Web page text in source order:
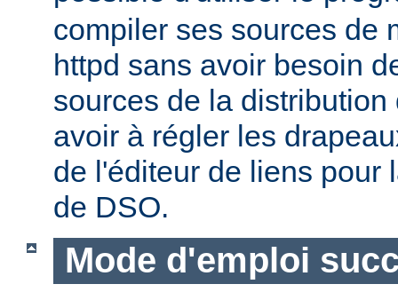
compiler ses sources de
httpd sans avoir besoin
sources de la
avoir à régler les
de l'éditeur de liens pour
de DSO.
Mode d'emploi